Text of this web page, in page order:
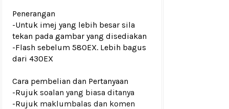
Penerangan
-Untuk imej yang lebih besar sila
tekan pada gambar yang disediakan
-Flash sebelum 580EX. Lebih bagus
dari 430EX
Cara pembelian dan Pertanyaan
-Rujuk soalan yang biasa ditanya
-Rujuk maklumbalas dan komen